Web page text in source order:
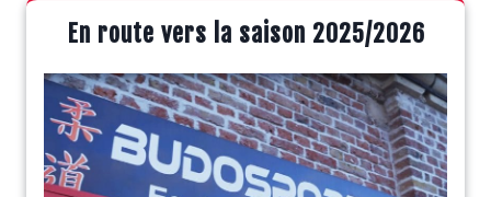
En route vers la saison 2025/2026